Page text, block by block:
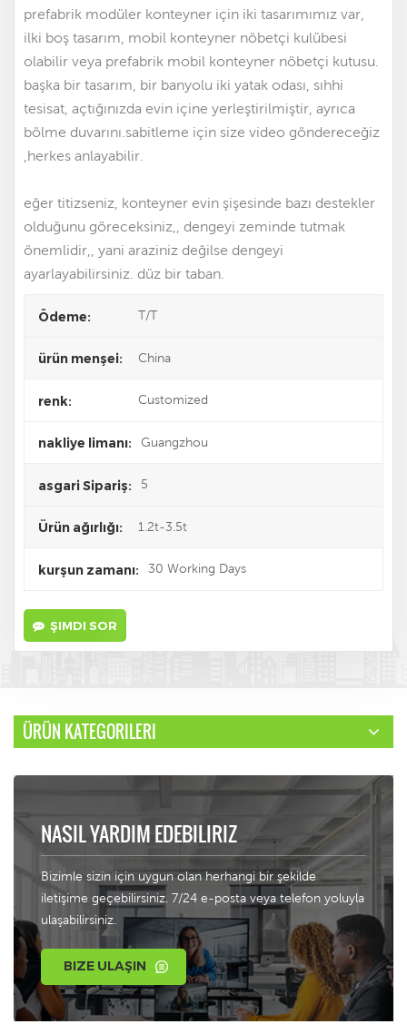
prefabrik modüler konteyner için iki tasarımımız var
ilki boş tasarım, mobil konteyner nöbetçi kulübesi
olabilir veya prefabrik mobil konteyner nöbetçi kutusu.
başka bir tasarım, bir banyolu iki yatak odası, sıhhi
tesisat, açtığınızda evin içine yerleştirilmiştir, ayrıca
bölme duvarını.sabitleme için size video göndereceğiz
,herkes anlayabilir.
eğer titizseniz, konteyner evin şişesinde bazı destekler
olduğunu göreceksiniz,, dengeyi zeminde tutmak
önemlidir,, yani araziniz değilse dengeyi
ayarlayabilirsiniz. düz bir taban.
Ödeme: T/T
ürün menşei: China
renk: Customized
nakliye limanı: Guangzhou
asgari Sipariş: 5
Ürün ağırlığı: 1.2t-3.5t
kurşun zamanı: 30 Working Days
ŞIMDI SOR
ÜRÜN KATEGORILERI
NASIL YARDIM EDEBILIRIZ
Bizimle sizin için uygun olan herhangi bir şekilde
iletişime geçebilirsiniz. 7/24 e-posta veya telefon yoluyla
ulaşabilirsiniz.
BIZE ULAŞIN